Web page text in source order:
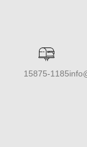
15875-1185